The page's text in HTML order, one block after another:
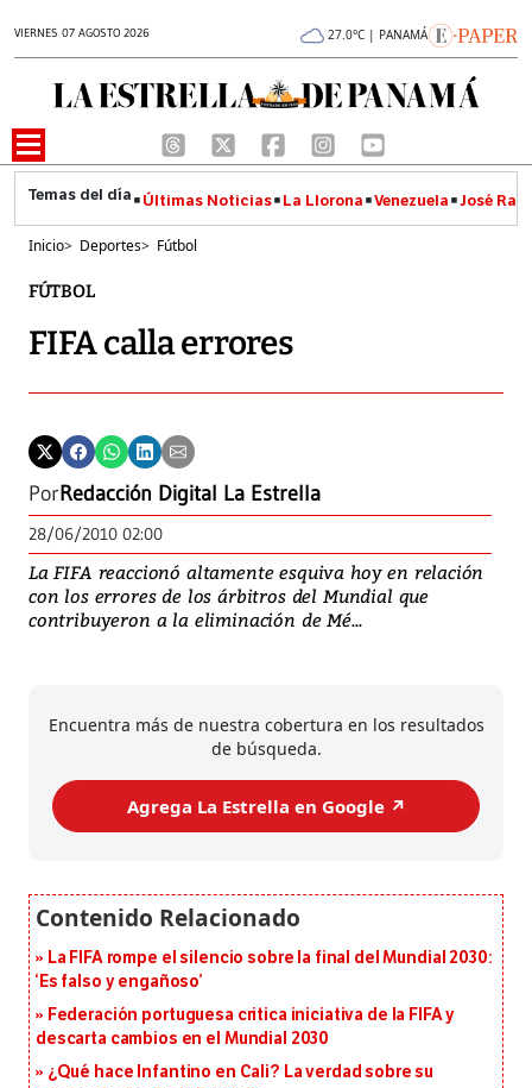
VIERNES 07 AGOSTO 2026 27.0°C | PANAMÁ
Últimas Noticias La Llorona Venezuela José
Inicio> Deportes> Fútbol
FÚTBOL
FIFA calla errores
PorRedacción Digital La Estrella
28/06/2010 02:00
La FIFA reaccionó altamente esquiva hoy en relación
con los errores de los árbitros del Mundial que
contribuyeron a la eliminación de Mé...
Encuentra más de nuestra cobertura en los resultados
de búsqueda.
Agrega La Estrella en Google ↗️
La FIFA rompe el silencio sobre la final del Mundial 2030:
‘Es falso y engañoso’
Federación portuguesa critica iniciativa de la FIFA y
descarta cambios en el Mundial 2030
¿Qué hace Infantino en Cali? La verdad sobre su